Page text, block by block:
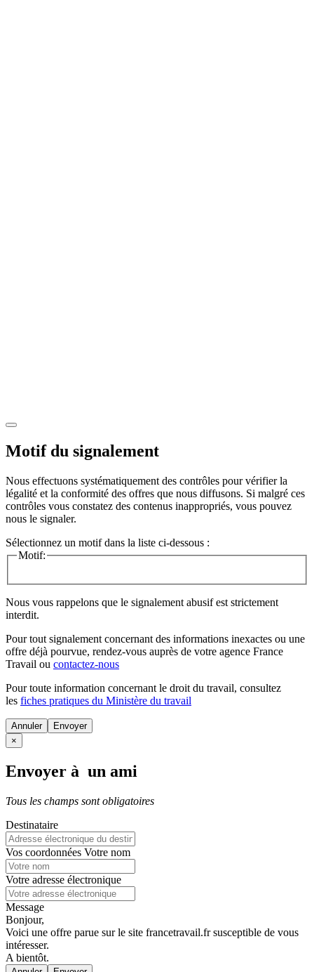
Motif du signalement
Nous effectuons systématiquement des contrôles pour vérifier la
légalité et la conformité des offres que nous diffusons. Si malgré ces
contrôles vous constatez des contenus inappropriés, vous pouvez
nous le signaler.
Sélectionnez un motif dans la liste ci-dessous :
Motif:
Nous vous rappelons que le signalement abusif est strictement
interdit.
Pour tout signalement concernant des informations inexactes ou une
offre déjà pourvue, rendez-vous auprès de votre agence France
Travail ou contactez-nous
Pour toute information concernant le droit du travail, consultez
les fiches pratiques du Ministère du travail
Annuler
×
Envoyer à un ami
Tous les champs sont obligatoires
Destinataire
Vos coordonnées Votre nom
Votre adresse électronique
Message
Bonjour,
Voici une offre parue sur le site francetravail.fr susceptible de vous
intéresser.
A bientôt.